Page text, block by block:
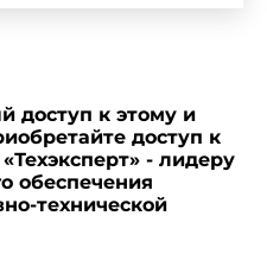
доступ к этому и
доступ к
- лидеру
обеспечения
технической